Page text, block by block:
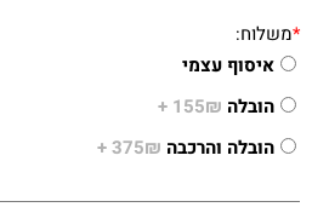
*משלוח:
איסוף עצמי
הובלה 155₪ +
הובלה והרכבה 375₪ +